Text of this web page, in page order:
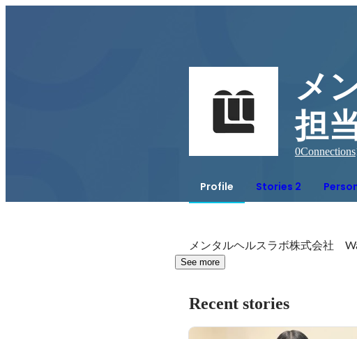
メ
担
0Connections
Profile Stories 2
メンタルヘルスラボ株式会社　
See more
Recent stories